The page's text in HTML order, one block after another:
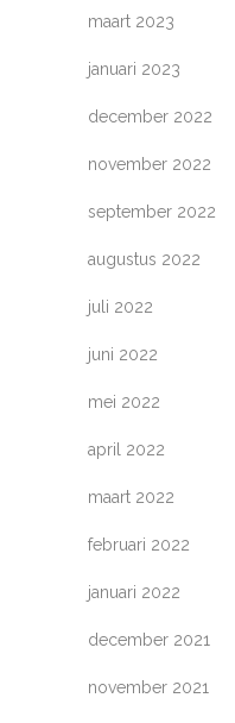
maart 2023
januari 2023
december 2022
november 2022
september 2022
augustus 2022
juli 2022
juni 2022
mei 2022
april 2022
maart 2022
februari 2022
januari 2022
december 2021
november 2021